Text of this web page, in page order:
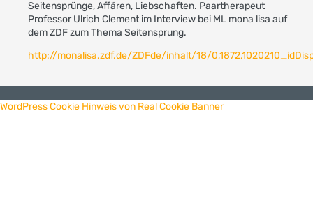
Seitensprünge, Affären, Liebschaften. Paartherapeut
Professor Ulrich Clement im Interview bei ML mona lisa auf
dem ZDF zum Thema Seitensprung.
http://monalisa.zdf.de/ZDFde/inhalt/18/
WordPress Cookie Hinweis von Real Cookie Banner